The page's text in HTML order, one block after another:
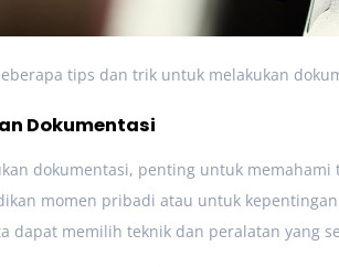
tips dan trik untuk melakukan
Dokumentasi
dokumentasi, penting untuk
momen pribadi atau untuk
dapat memilih teknik dan peralatan yang